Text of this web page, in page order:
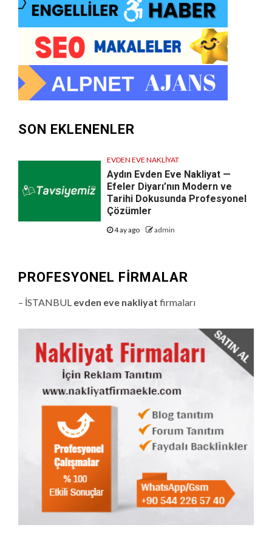
SON EKLENENLER
EVDEN EVE NAKLIYAT
Aydın Evden Eve Nakliyat —
Efeler Diyarı’nın Modern ve
Tarihi Dokusunda Profesyonel
Çözümler
4 ay ago admin
PROFESYONEL FIRMALAR
– İSTANBUL evden eve nakliyat firmaları